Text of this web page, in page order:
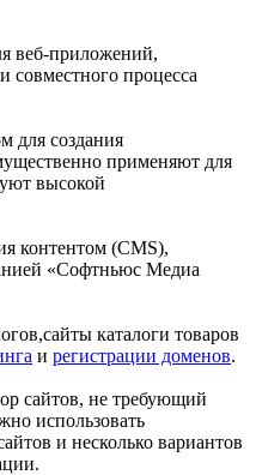
веб-приложений,
совместного процесса
для создания
применяют для
высокой
контентом (CMS),
«Софтньюс Медиа
каталоги товаров
и регистрации доменов.
сайтов, не требующий
использовать
и несколько вариантов